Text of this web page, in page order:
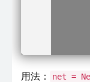
用法： net =